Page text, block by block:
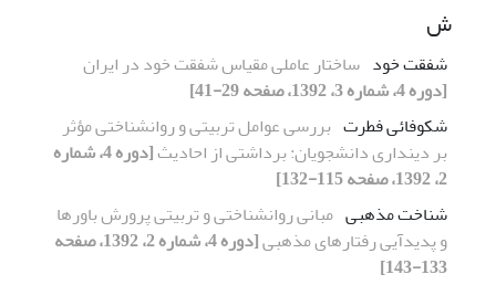
ش
شفقت خود ساختار عاملی مقیاس شفقت خود در ایران
[دوره 4، شماره 3، 1392، صفحه 29-41]
شکوفائی فطرت بررسی عوامل تربیتی و روانشناختی مؤثر
بر دینداری دانشجویان: برداشتی از احادیث
[دوره 4، شماره
2، 1392، صفحه 115-132]
شناخت مذهبی مبانی روانشناختی و تربیتی پرورش باورها
و پدیدآیی رفتارهای مذهبی
[دوره 4، شماره 2، 1392، صفحه
133-143]